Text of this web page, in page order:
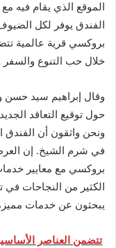
الموقع الذي يقام فيه
الفندق يوفر لكل
بروكسي قرية عالمية
خلال حب التنوع والسفر
حول توقيع التعاقد
ونحن واثقون أن الفندق
في شرم الشيخ. إن العرض
بروكسي مع معايير
الكثير من النجاحات في
يبحثون عن خدمات
تتضمن العناصر